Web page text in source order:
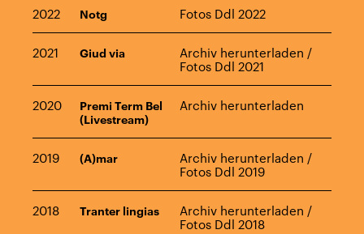
2022 Notg Fotos Ddl 2022
2021 Giud via Archiv herunterladen /
Fotos Ddl 2021
2020
Premi Term Bel
(Livestream)
Archiv herunterladen
2019 (A)mar Archiv herunterladen /
Fotos Ddl 2019
2018 Tranter lingias Archiv herunterladen /
Fotos Ddl 2018